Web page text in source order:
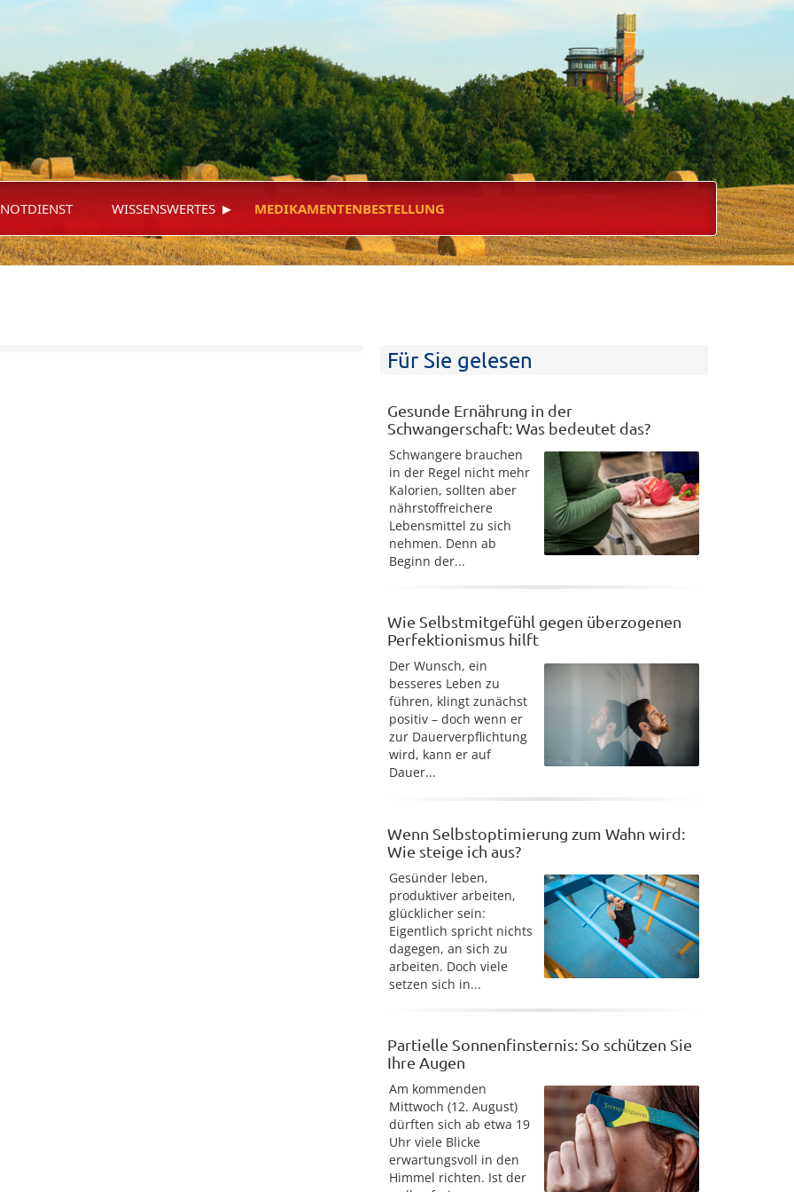
NOTDIENST WISSENSWERTES ▸ MEDIKAMENTENBESTELLUNG
Für Sie gelesen
Gesunde Ernährung in der
Schwangerschaft: Was bedeutet das?
Schwangere brauchen
in der Regel nicht mehr
Kalorien, sollten aber
nährstoffreichere
Lebensmittel zu sich
nehmen. Denn ab
Beginn der...
Wie Selbstmitgefühl gegen überzogenen
Perfektionismus hilft
Der Wunsch, ein
besseres Leben zu
führen, klingt zunächst
positiv – doch wenn er
zur Dauerverpflichtung
wird, kann er auf
Dauer...
Wenn Selbstoptimierung zum Wahn wird:
Wie steige ich aus?
Gesünder leben,
produktiver arbeiten,
glücklicher sein:
Eigentlich spricht nichts
dagegen, an sich zu
arbeiten. Doch viele
setzen sich in...
Partielle Sonnenfinsternis: So schützen Sie
Ihre Augen
Am kommenden
Mittwoch (12. August)
dürften sich ab etwa 19
Uhr viele Blicke
erwartungsvoll in den
Himmel richten. Ist der